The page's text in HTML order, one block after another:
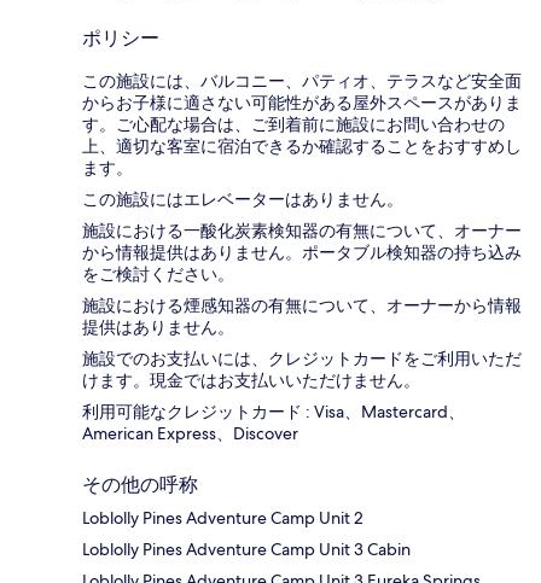
ポリシー
この施設には、バルコニー、パティオ、テラスなど安全面
からお子様に適さない可能性がある屋外スペースがありま
す。ご心配な場合は、ご到着前に施設にお問い合わせの
上、適切な客室に宿泊できるか確認することをおすすめし
ます。
この施設にはエレベーターはありません。
施設における一酸化炭素検知器の有無について、オーナー
から情報提供はありません。ポータブル検知器の持ち込み
をご検討ください。
施設における煙感知器の有無について、オーナーから情報
提供はありません。
施設でのお支払いには、クレジットカードをご利用いただ
けます。現金ではお支払いいただけません。
利用可能なクレジットカード : Visa、Mastercard、
American Express、Discover
その他の呼称
Loblolly Pines Adventure Camp Unit 2
Loblolly Pines Adventure Camp Unit 3 Cabin